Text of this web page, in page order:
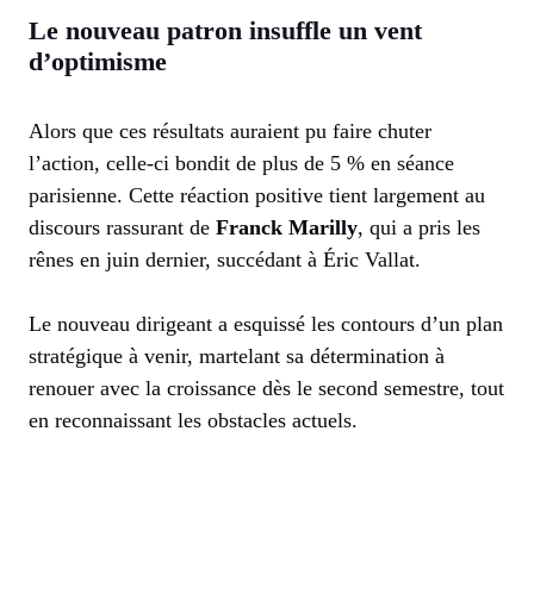
Le nouveau patron insuffle un vent
d’optimisme
Alors que ces résultats auraient pu faire chuter
l’action, celle-ci bondit de plus de 5 % en séance
parisienne. Cette réaction positive tient largement au
discours rassurant de Franck Marilly, qui a pris les
rênes en juin dernier, succédant à Éric Vallat.
Le nouveau dirigeant a esquissé les contours d’un plan
stratégique à venir, martelant sa détermination à
renouer avec la croissance dès le second semestre, tout
en reconnaissant les obstacles actuels.